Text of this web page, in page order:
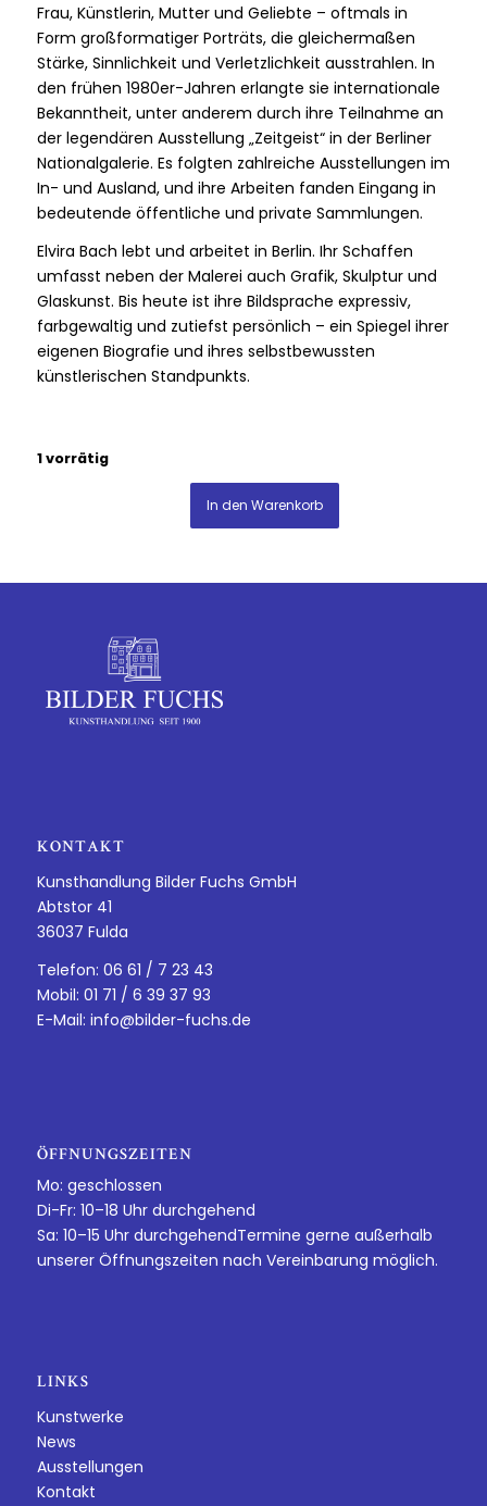
Frau, Künstlerin, Mutter und Geliebte – oftmals in
Form großformatiger Porträts, die gleichermaßen
Stärke, Sinnlichkeit und Verletzlichkeit ausstrahlen. In
den frühen 1980er-Jahren erlangte sie internationale
Bekanntheit, unter anderem durch ihre Teilnahme an
der legendären Ausstellung „Zeitgeist“ in der Berliner
Nationalgalerie. Es folgten zahlreiche Ausstellungen im
In- und Ausland, und ihre Arbeiten fanden Eingang in
bedeutende öffentliche und private Sammlungen.
Elvira Bach lebt und arbeitet in Berlin. Ihr Schaffen
umfasst neben der Malerei auch Grafik, Skulptur und
Glaskunst. Bis heute ist ihre Bildsprache expressiv,
farbgewaltig und zutiefst persönlich – ein Spiegel ihrer
eigenen Biografie und ihres selbstbewussten
künstlerischen Standpunkts.
1 vorrätig
In den Warenkorb
KONTAKT
Kunsthandlung Bilder Fuchs GmbH
Abtstor 41
36037 Fulda
Telefon: 06 61 / 7 23 43
Mobil: 01 71 / 6 39 37 93
E-Mail: info@bilder-fuchs.de
ÖFFNUNGSZEITEN
Mo: geschlossen
Di-Fr: 10–18 Uhr durchgehend
Sa: 10–15 Uhr durchgehendTermine gerne außerhalb
unserer Öffnungszeiten nach Vereinbarung möglich.
LINKS
Kunstwerke
News
Ausstellungen
Kontakt